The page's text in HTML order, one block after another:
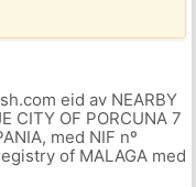
eid av NEARBY
CITY OF PORCUNA 7
med NIF nº
of MALAGA med